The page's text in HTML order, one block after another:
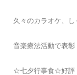
久々のカラオケ、
音楽療法活動で表彰
☆七夕行事食☆好評